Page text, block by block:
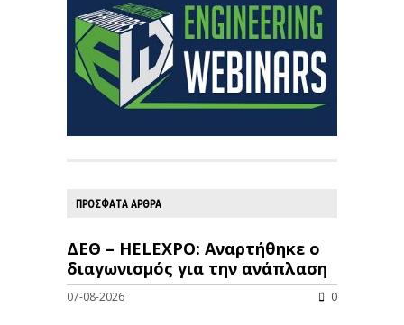
ΠΡΟΣΦΑΤΑ ΑΡΘΡΑ
ΔΕΘ – HELEXPO: Αναρτήθηκε ο
διαγωνισμός για την ανάπλαση
07-08-2026 0